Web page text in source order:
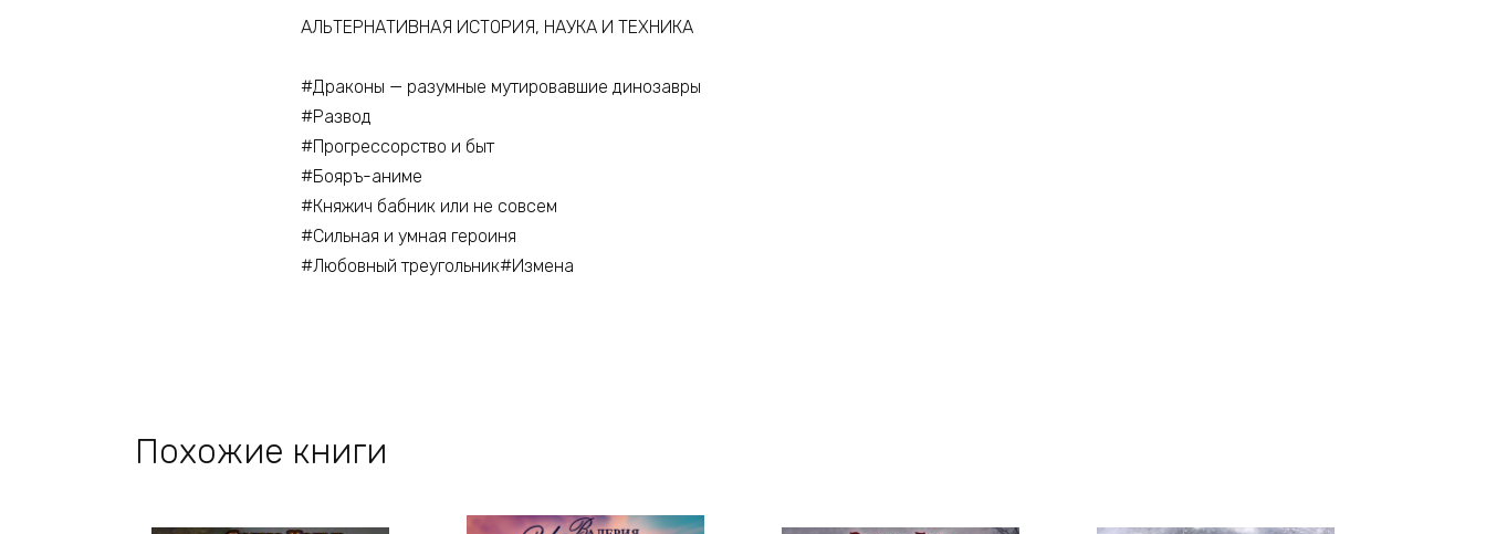
АЛЬТЕРНАТИВНАЯ ИСТОРИЯ, НАУКА И ТЕХНИКА
#Драконы — разумные мутировавшие динозавры
#Развод
#Прогрессорство и быт
#Бояръ-аниме
#Княжич бабник или не совсем
#Сильная и умная героиня
#Любовный треугольник#Измена
Похожие книги